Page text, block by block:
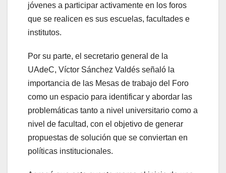
jóvenes a participar activamente en los foros
que se realicen es sus escuelas, facultades e
institutos.
Por su parte, el secretario general de la
UAdeC, Víctor Sánchez Valdés señaló la
importancia de las Mesas de trabajo del Foro
como un espacio para identificar y abordar las
problemáticas tanto a nivel universitario como a
nivel de facultad, con el objetivo de generar
propuestas de solución que se conviertan en
políticas institucionales.